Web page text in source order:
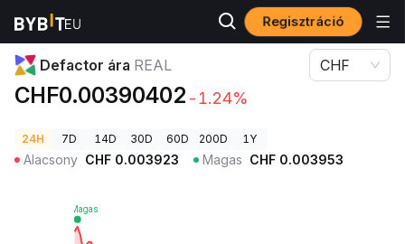
Regisztráció
Kriptovaluta árak
Defactor ára REAL
CHF0.00390402 -1.24%
CHF
24H 7D 14D 30D 60D 200D 1Y
Alacsony CHF 0.003923 Magas CHF 0.003953